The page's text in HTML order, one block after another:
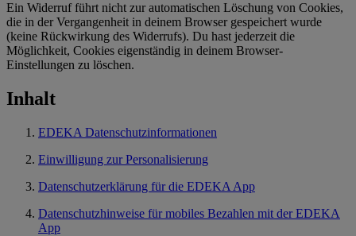
Ein Widerruf führt nicht zur automatischen Löschung von Cookies,
die in der Vergangenheit in deinem Browser gespeichert wurde
(keine Rückwirkung des Widerrufs). Du hast jederzeit die
Möglichkeit, Cookies eigenständig in deinem Browser-
Einstellungen zu löschen.
Inhalt
EDEKA Datenschutzinformationen
Einwilligung zur Personalisierung
Datenschutzerklärung für die EDEKA App
Datenschutzhinweise für mobiles Bezahlen mit der EDEKA
App